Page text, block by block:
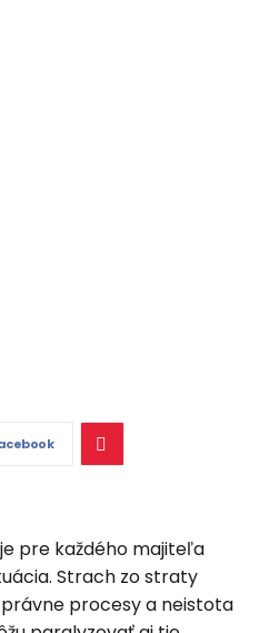
je pre každého majiteľa
Strach zo straty
procesy a neistota